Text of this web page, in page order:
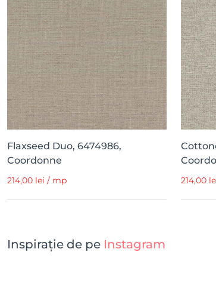
Flaxseed Duo, 6474986,
Coordonne
214,00 lei / mp 214,00
Inspirație de pe Instagram